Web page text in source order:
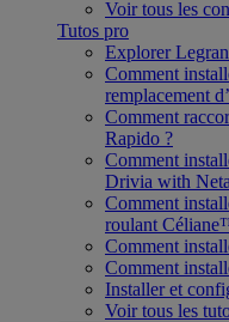
Voir tous les
Tutos pro
Explorer
Comment
remplacement
Comment
Rapido ?
Comment
Drivia with
Comment
roulant
Comment
Comment
Installer et
Voir tous les